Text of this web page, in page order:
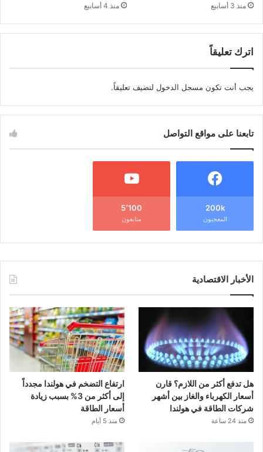
منذ 3 أسابيع منذ 4 أسابيع
اترك تعليقاً
يجب أنت تكون مسجل الدخول لتضيف تعليقاً.
تابعنا على مواقع التواصل
200k
المعجبون
5٬100
متابعون
الأخبار الاقتصادية
هل تدفع أكثر من اللازم؟ قارن
أسعار الكهرباء والغاز بين أشهر
شركات الطاقة في هولندا
منذ 24 ساعة
ارتفاع التضخم في هولندا مجدداً
إلى أكثر من 3% بسبب زيادة
أسعار الطاقة
منذ 5 أيام